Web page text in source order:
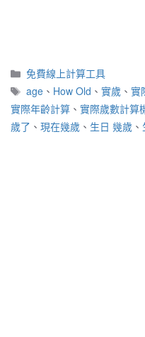
分
類
免費線上計算工具
標
籤
age 、 How Old 、實歲 、實
實際年齡計算 、 實際歲數計算
歲了 、 現在幾歲 、 生日 幾歲 、